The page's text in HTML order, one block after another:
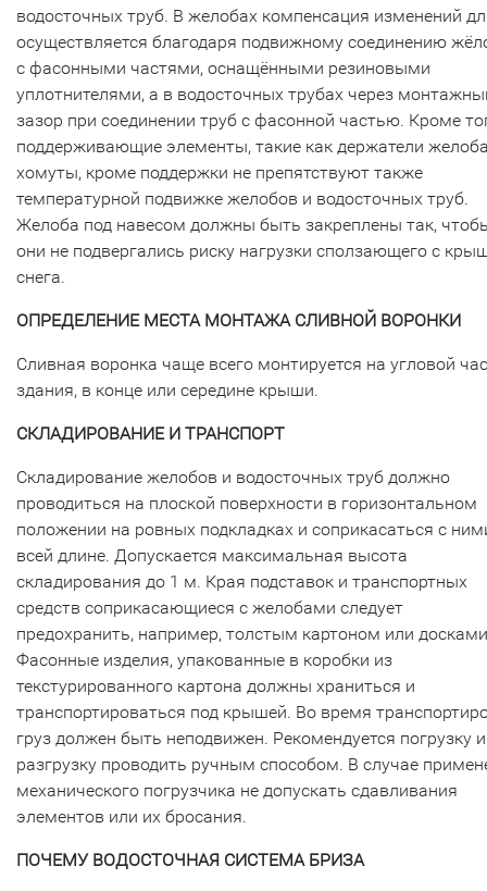
водосточных труб. В желобах компенсация изменений
осуществляется благодаря подвижному соединению
с фасонными частями, оснащёнными резиновыми
уплотнителями, а в водосточных трубах через
зазор при соединении труб с фасонной частью. Кроме
поддерживающие элементы, такие как держатели
хомуты, кроме поддержки не препятствуют также
температурной подвижке желобов и водосточных труб.
Желоба под навесом должны быть закреплены так,
они не подвергались риску нагрузки сползающего с
снега.
ОПРЕДЕЛЕНИЕ МЕСТА МОНТАЖА СЛИВНОЙ ВОРОНКИ
Сливная воронка чаще всего монтируется на угловой
здания, в конце или середине крыши.
СКЛАДИРОВАНИЕ И ТРАНСПОРТ
Складирование желобов и водосточных труб должно
проводиться на плоской поверхности в горизонтальном
положении на ровных подкладках и соприкасаться с
всей длине. Допускается максимальная высота
складирования до 1 м. Края подставок и транспортных
средств соприкасающиеся с желобами следует
предохранить, например, толстым картоном или
Фасонные изделия, упакованные в коробки из
текстурированного картона должны храниться и
транспортироваться под крышей. Во время
груз должен быть неподвижен. Рекомендуется погрузку и
разгрузку проводить ручным способом. В случае
механического погрузчика не допускать сдавливания
элементов или их бросания.
ПОЧЕМУ ВОДОСТОЧНАЯ СИСТЕМА БРИЗА